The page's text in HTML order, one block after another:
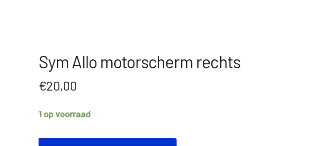
Sym Allo motorscherm rechts
€20,00
1 op voorraad